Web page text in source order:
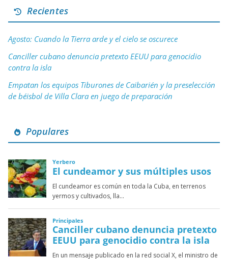
Recientes
Agosto: Cuando la Tierra arde y el cielo se oscurece
Canciller cubano denuncia pretexto EEUU para genocidio
contra la isla
Empatan los equipos Tiburones de Caibarién y la preselección
de béisbol de Villa Clara en juego de preparación
Populares